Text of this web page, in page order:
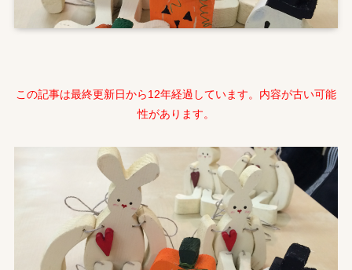
この記事は最終更新日から12年経過しています。内容が古い可能
性があります。